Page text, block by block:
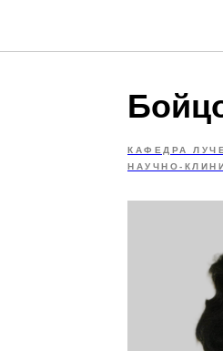
КАФЕДРА
НАУЧНО-